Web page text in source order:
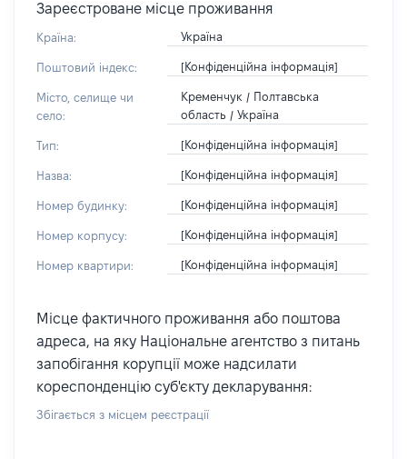
Зареєстроване місце проживання
Країна: Україна
Поштовий індекс: [Конфіденційна інформація]
Місто, селище чи
село:
Кременчук / Полтавська
область / Україна
Тип: [Конфіденційна інформація]
Назва: [Конфіденційна інформація]
Номер будинку: [Конфіденційна інформація]
Номер корпусу: [Конфіденційна інформація]
Номер квартири: [Конфіденційна інформація]
Місце фактичного проживання або поштова
адреса, на яку Національне агентство з питань
запобігання корупції може надсилати
кореспонденцію суб'єкту декларування:
Збігається з місцем реєстрації